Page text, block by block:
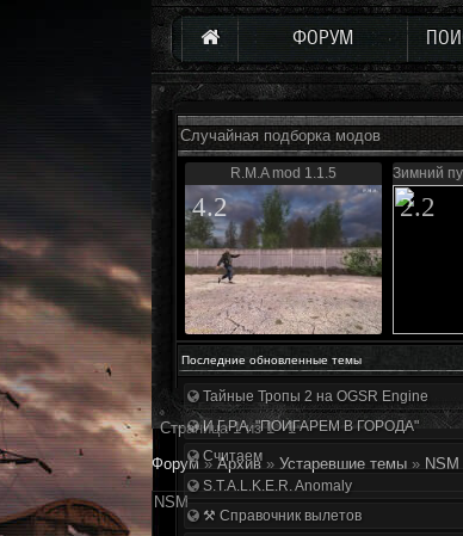
ФОРУМ
Случайная подборка модов
R.M.A mod 1.1.5
4.2
Зимний
2.2
Последние обновленные темы
Тайные Тропы 2 на OGSR Engine
И.Г.Р.А. "ПОИГАРЕМ В ГОРОДА"
Считаем
S.T.A.L.K.E.R. Anomaly
⚒ Справочник вылетов
Страница1из1 1
Форум » Архив » Устаревшие темы » NSM
NSM